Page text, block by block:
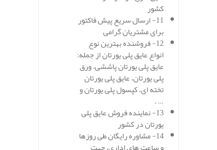
کشور
11- ارسال سریع پیش فاکتور
برای مشتریان گرامی
12- فروشنده بهترین نوع
انواع عایق پلی یورتان از جمله:
عایق پلی یورتان پاششی، ورق
پلی یورتان، عایق پلی یورتان
تخته ای، کپسول پلی یورتان و
… .
13- نماینده فروش عایق پلی
یورتان در کشور
14- مشاوره رایگان طی روزها